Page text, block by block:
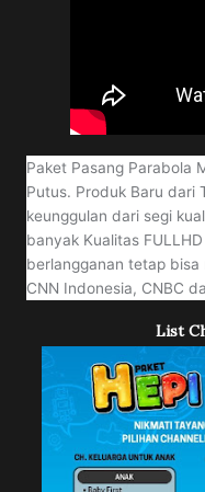
Paket Pasang Parabola
Putus. Produk Baru dari
keunggulan dari segi
banyak Kualitas
berlangganan tetap bisa
CNN Indonesia, CNBC
List